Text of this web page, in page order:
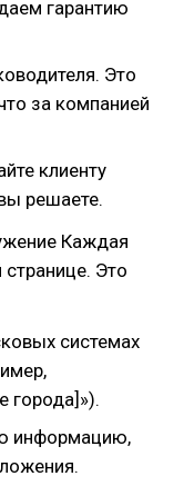
гарантию
Это
за компанией
клиенту
решаете.
Каждая
Это
системах
города]»).
информацию,